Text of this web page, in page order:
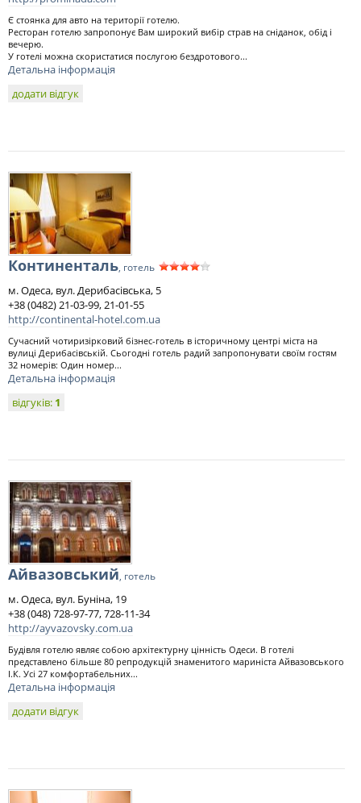
Є стоянка для авто на території готелю.
Ресторан готелю запропонує Вам широкий вибір страв на сніданок, обід і
вечерю.
У готелі можна скористатися послугою бездротового...
Детальна інформація
додати відгук
Континенталь, готель
м. Одеса, вул. Дерибасівська, 5
+38 (0482) 21-03-99, 21-01-55
http://continental-hotel.com.ua
Сучасний чотиризірковий бізнес-готель в історичному центрі міста на
вулиці Дерибасівській. Сьогодні готель радий запропонувати своїм гостям
32 номерів: Один номер...
Детальна інформація
відгуків: 1
Айвазовський, готель
м. Одеса, вул. Буніна, 19
+38 (048) 728-97-77, 728-11-34
http://ayvazovsky.com.ua
Будівля готелю являє собою архітектурну цінність Одеси. В готелі
представлено більше 80 репродукцій знаменитого мариніста Айвазовського
І.К. Усі 27 комфортабельних...
Детальна інформація
додати відгук